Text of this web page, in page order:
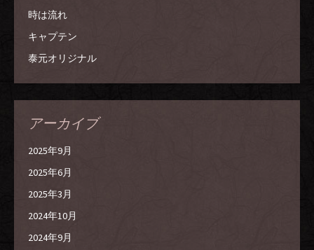
時は流れ
キャプテン
泰元オリジナル
アーカイブ
2025年9月
2025年6月
2025年3月
2024年10月
2024年9月